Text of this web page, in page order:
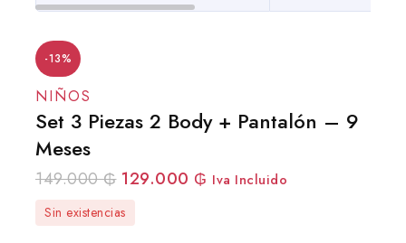
-13%
NIÑOS
Set 3 Piezas 2 Body + Pantalón – 9
Meses
149.000₲ 129.000 ₲ Iva Incluido
Sin existencias